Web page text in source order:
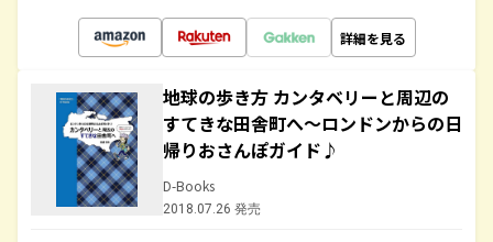
詳細を見る
地球の歩き方 カンタベリーと周辺の
すてきな田舎町へ～ロンドンからの日
帰りおさんぽガイド♪
D-Books
2018.07.26 発売